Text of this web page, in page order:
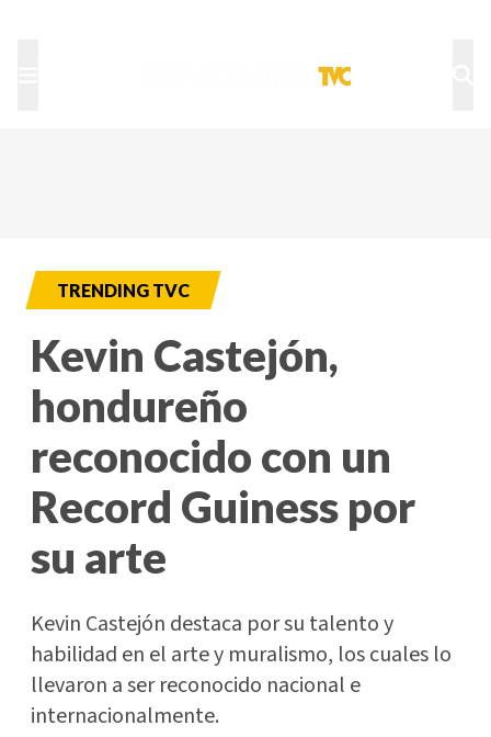
TRENDING TVC
Kevin Castejón,
hondureño
reconocido con un
Record Guiness por
su arte
Kevin Castejón destaca por su talento y
habilidad en el arte y muralismo, los cuales lo
llevaron a ser reconocido nacional e
internacionalmente.